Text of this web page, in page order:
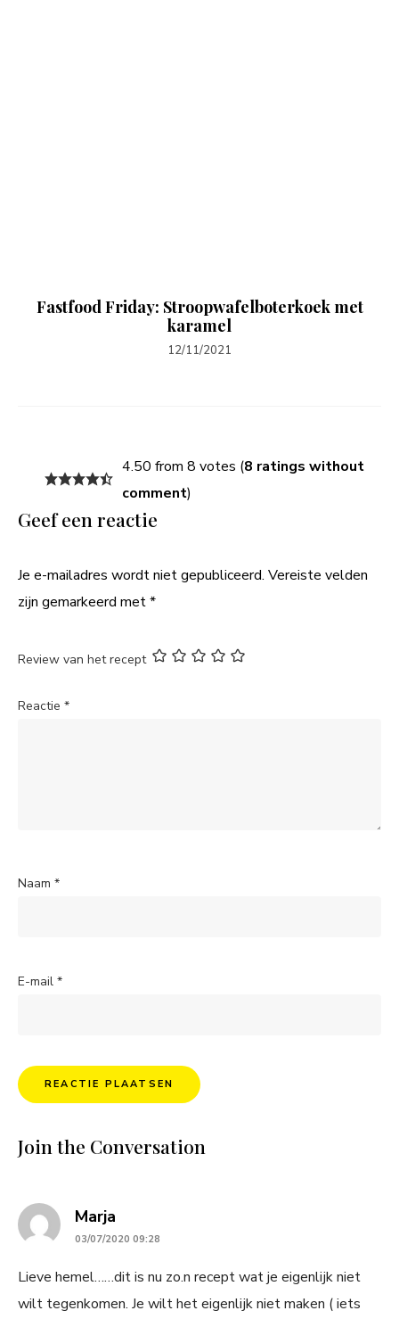
Fastfood Friday: Stroopwafelboterkoek met
karamel
12/11/2021
4.50 from 8 votes (8 ratings without
comment)
Geef een reactie
Je e-mailadres wordt niet gepubliceerd. Vereiste velden
zijn gemarkeerd met*
Review van het recept
Reactie *
Naam *
E-mail *
Join the Conversation
Marja
03/07/2020 09:28
Lieve hemel……dit is nu zo.n recept wat je eigenlijk niet
wilt tegenkomen. Je wilt het eigenlijk niet maken ( iets